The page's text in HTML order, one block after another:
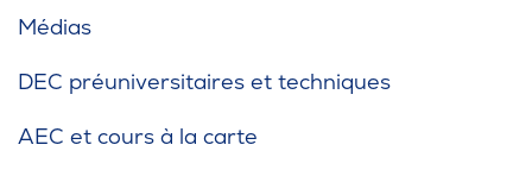
Médias
DEC préuniversitaires et techniques
AEC et cours à la carte